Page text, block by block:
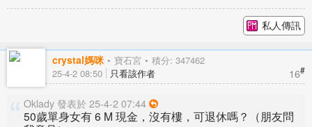
私人傳訊
crystal媽咪 寶石宮 積分: 347462
16#
25-4-2 08:50 只看該作者
Oklady 發表於 25-4-2 07:44
50歲單身女有 6 M 現金，沒有樓，可退休嗎？（朋友問